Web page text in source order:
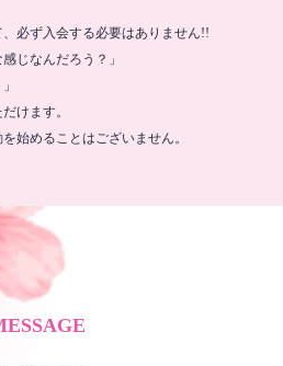
必ず入会する必要はありません!!
じなんだろう？」
けます。
始めることはございません。